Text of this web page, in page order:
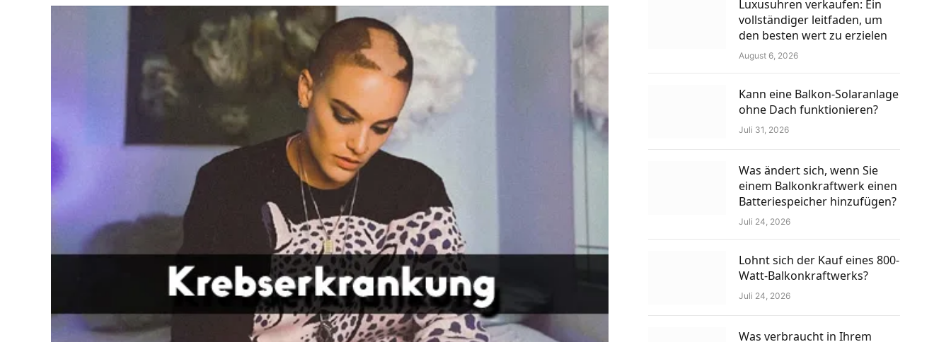
Luxusuhren verkaufen: Ein
vollständiger leitfaden, um
den besten wert zu erzielen
August 6, 2026
Kann eine Balkon-Solaranlage
ohne Dach funktionieren?
Juli 31, 2026
Was ändert sich, wenn Sie
einem Balkonkraftwerk einen
Batteriespeicher hinzufügen?
Juli 24, 2026
Lohnt sich der Kauf eines 800-
Watt-Balkonkraftwerks?
Juli 24, 2026
Was verbraucht in Ihrem